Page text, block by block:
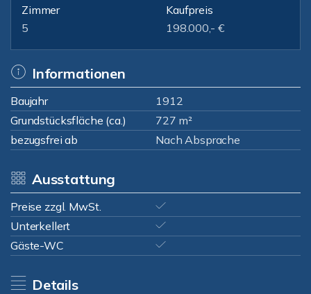
Zimmer
5
Kaufpreis
198.000,- €
Informationen
Baujahr
1912
Grundstücksfläche (ca.)
727 m²
bezugsfrei ab
Nach Absprache
Ausstattung
Preise zzgl. MwSt.
Unterkellert
Gäste-WC
Details